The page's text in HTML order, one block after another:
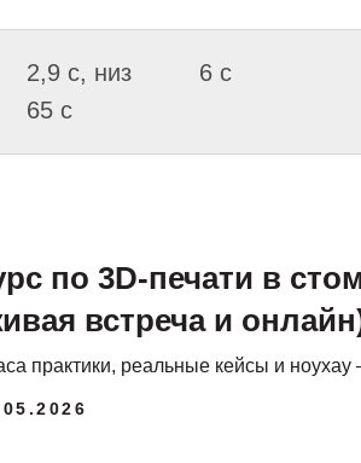
2,9 c, низ
65 c
6 c
по 3D-печати в
встреча и
практики, реальные кейсы и